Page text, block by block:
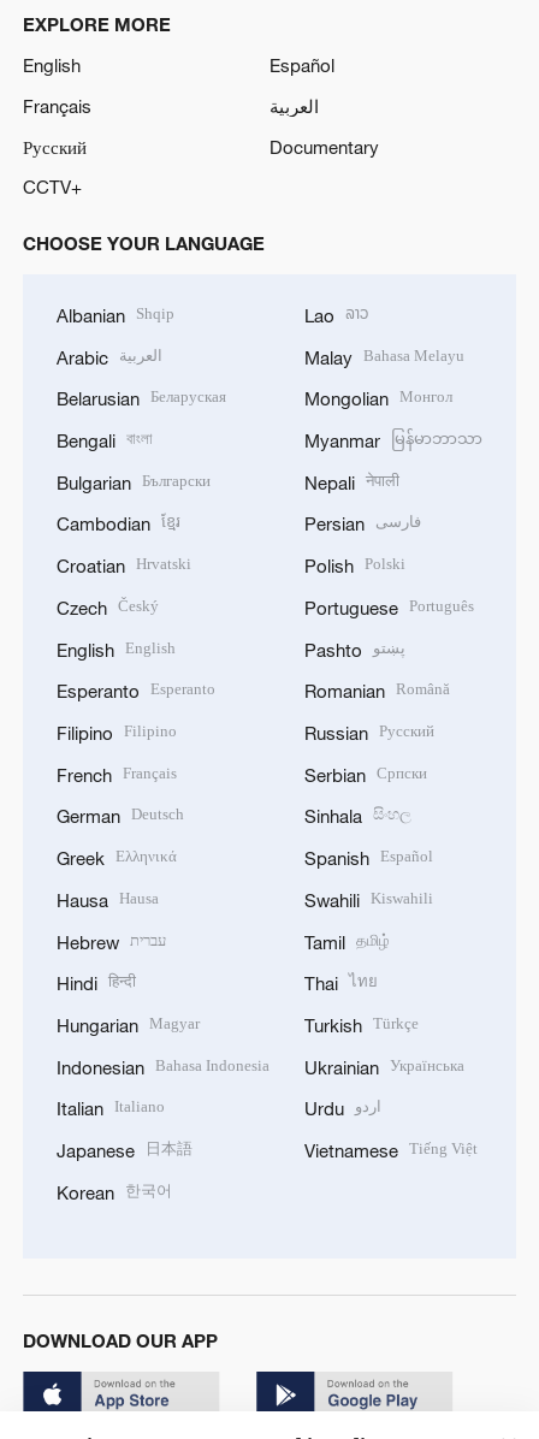
EXPLORE MORE
English
Español
Français
العربية
Русский
Documentary
CCTV+
CHOOSE YOUR LANGUAGE
Albanian Shqip
Arabic العربية
Belarusian Беларуская
Bengali বাংলা
Bulgarian Български
Cambodian ខ្មែរ
Croatian Hrvatski
Czech Český
English English
Esperanto Esperanto
Filipino Filipino
French Français
German Deutsch
Greek Ελληνικά
Hausa Hausa
Hebrew עברית
Hindi हिन्दी
Hungarian Magyar
Indonesian Bahasa Indonesia
Italian Italiano
Japanese 日本語
Korean 한국어
Lao ລາວ
Malay Bahasa Melayu
Mongolian Монгол
Myanmar မြန်မာဘာသာ
Nepali नेपाली
Persian فارسی
Polish Polski
Portuguese Português
Pashto پښتو
Romanian Română
Russian Русский
Serbian Српски
Sinhala සිංහල
Spanish Español
Swahili Kiswahili
Tamil தமிழ்
Thai ไทย
Turkish Türkçe
Ukrainian Українська
Urdu اردو
Vietnamese Tiếng Việt
DOWNLOAD OUR APP